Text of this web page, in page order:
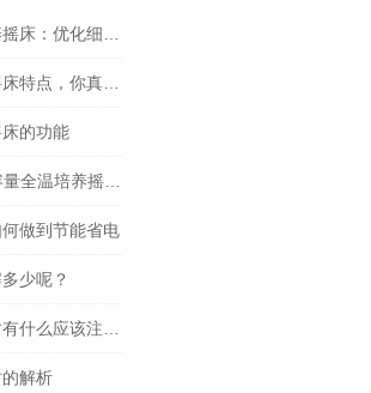
的功能
做到节能省电
少呢？
解析